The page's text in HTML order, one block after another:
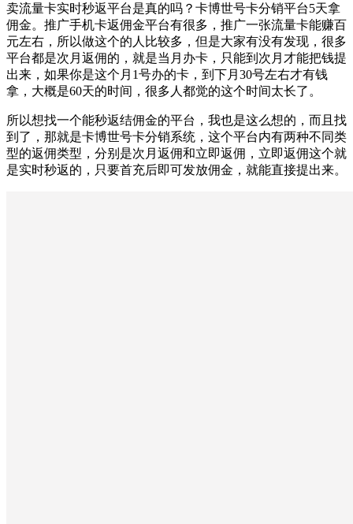
卖流量卡实时秒返平台是真的吗？卡博世号卡分销平台5天拿
佣金。推广手机卡返佣金平台有很多，推广一张流量卡能赚百
元左右，所以做这个的人比较多，但是大家有没有发现，很多
平台都是次月返佣的，就是当月办卡，只能到次月才能把钱提
出来，如果你是这个月1号办的卡，到下月30号左右才有钱
拿，大概是60天的时间，很多人都觉的这个时间太长了。
所以想找一个能秒返结佣金的平台，我也是这么想的，而且找
到了，那就是卡博世号卡分销系统，这个平台内有两种不同类
型的返佣类型，分别是次月返佣和立即返佣，立即返佣这个就
是实时秒返的，只要首充后即可发放佣金，就能直接提出来。